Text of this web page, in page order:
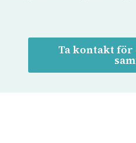
Ta kontakt